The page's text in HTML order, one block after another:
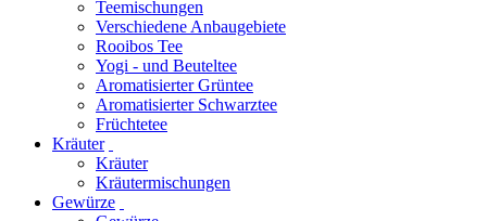
Teemischungen
Verschiedene Anbaugebiete
Rooibos Tee
Yogi - und Beuteltee
Aromatisierter Grüntee
Aromatisierter Schwarztee
Früchtetee
Kräuter
Kräuter
Kräutermischungen
Gewürze